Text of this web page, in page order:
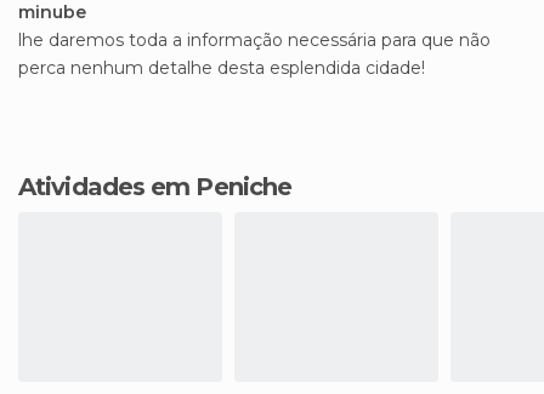
minube
lhe daremos toda a informação necessária para que não
perca nenhum detalhe desta esplendida cidade!
Atividades em Peniche